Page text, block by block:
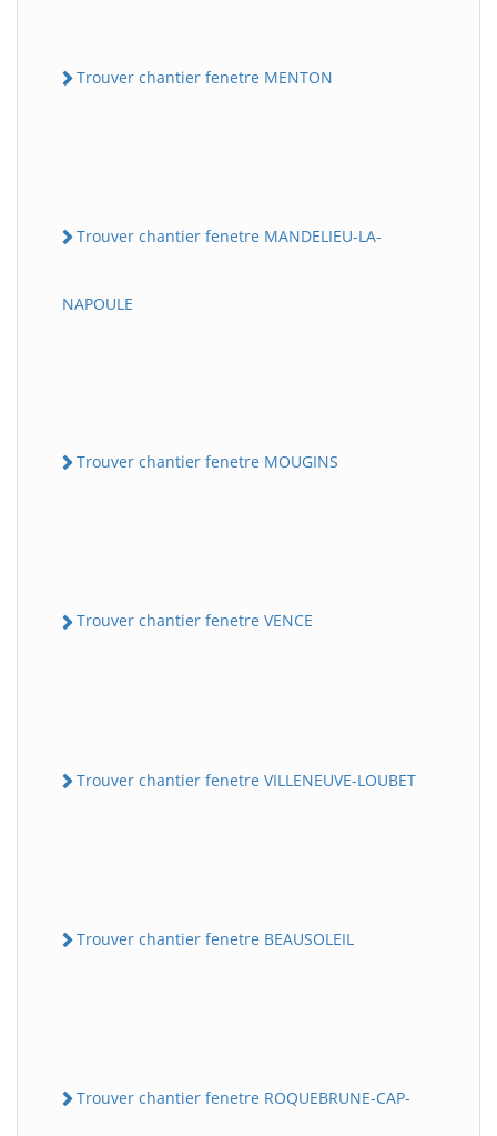
Trouver chantier fenetre MENTON
Trouver chantier fenetre MANDELIEU-LA-
NAPOULE
Trouver chantier fenetre MOUGINS
Trouver chantier fenetre VENCE
Trouver chantier fenetre VILLENEUVE-LOUBET
Trouver chantier fenetre BEAUSOLEIL
Trouver chantier fenetre ROQUEBRUNE-CAP-